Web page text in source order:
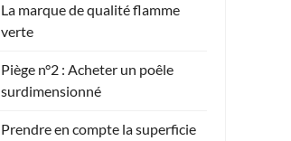
La marque de qualité flamme
verte
Piège n°2 : Acheter un poêle
surdimensionné
Prendre en compte la superficie